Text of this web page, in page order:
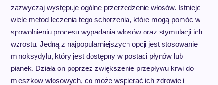
zazwyczaj występuje ogólne przerzedzenie włosów. Istnieje
wiele metod leczenia tego schorzenia, które mogą pomóc w
spowolnieniu procesu wypadania włosów oraz stymulacji ich
wzrostu. Jedną z najpopularniejszych opcji jest stosowanie
minoksydylu, który jest dostępny w postaci płynów lub
pianek. Działa on poprzez zwiększenie przepływu krwi do
mieszków włosowych, co może wspierać ich zdrowie i